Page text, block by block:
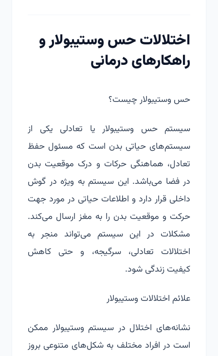
اختلالات حس وستیبولار و
راهکارهای درمانی
حس وستیبولار چیست؟
سیستم حس وستیبولار یا تعادلی یکی از
سیستم‌های حیاتی بدن است که مسئول حفظ
تعادل، هماهنگی حرکات و درک موقعیت بدن
در فضا می‌باشد. این سیستم به ویژه در گوش
داخلی قرار دارد و اطلاعات حیاتی در مورد جهت
حرکت و موقعیت بدن را به مغز ارسال می‌کند.
مشکلات در این سیستم می‌تواند منجر به
اختلالات تعادلی، سرگیجه، و حتی کاهش
کیفیت زندگی شود.
علائم اختلالات وستیبولار
نشانه‌های اختلال در سیستم وستیبولار ممکن
است در افراد مختلف به شکل‌های متنوعی بروز